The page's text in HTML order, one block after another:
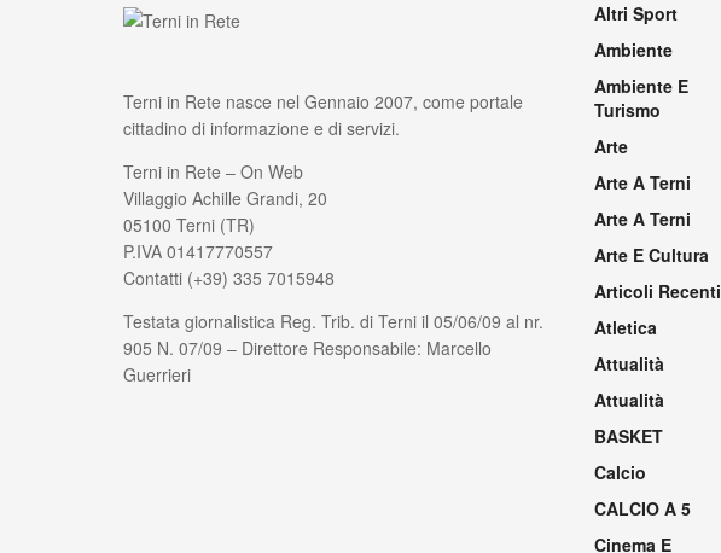
Terni in Rete nasce nel Gennaio 2007, come portale
cittadino di informazione e di servizi.
Terni in Rete – On Web
Villaggio Achille Grandi, 20
05100 Terni (TR)
P.IVA 01417770557
Contatti (+39) 335 7015948
Testata giornalistica Reg. Trib. di Terni il 05/06/09 al nr.
905 N. 07/09 – Direttore Responsabile: Marcello
Guerrieri
Altri Sport
Ambiente
Ambiente E
Turismo
Arte
Arte A Terni
Arte A Terni
Arte E Cultura
Articoli Recenti
Atletica
Attualità
Attualità
BASKET
Calcio
CALCIO A 5
Cinema E